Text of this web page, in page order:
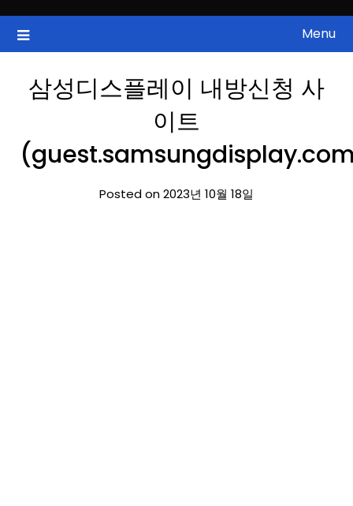
content
ZAN 주식정보
국내증시, 해외증시, 급등주, 낙폭과대, 골든크로스, 상한가, 하한가 등
의 주식 정보.
Menu
삼성디스플레이 내방신청 사
이트
Posted on 2023년 10월 18일